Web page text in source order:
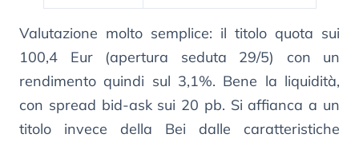
Valutazione molto semplice: il titolo quota sui
100,4 Eur (apertura seduta 29/5) con un
rendimento quindi sul 3,1%. Bene la liquidità,
con spread bid-ask sui 20 pb. Si affianca a un
titolo invece della Bei dalle caratteristiche